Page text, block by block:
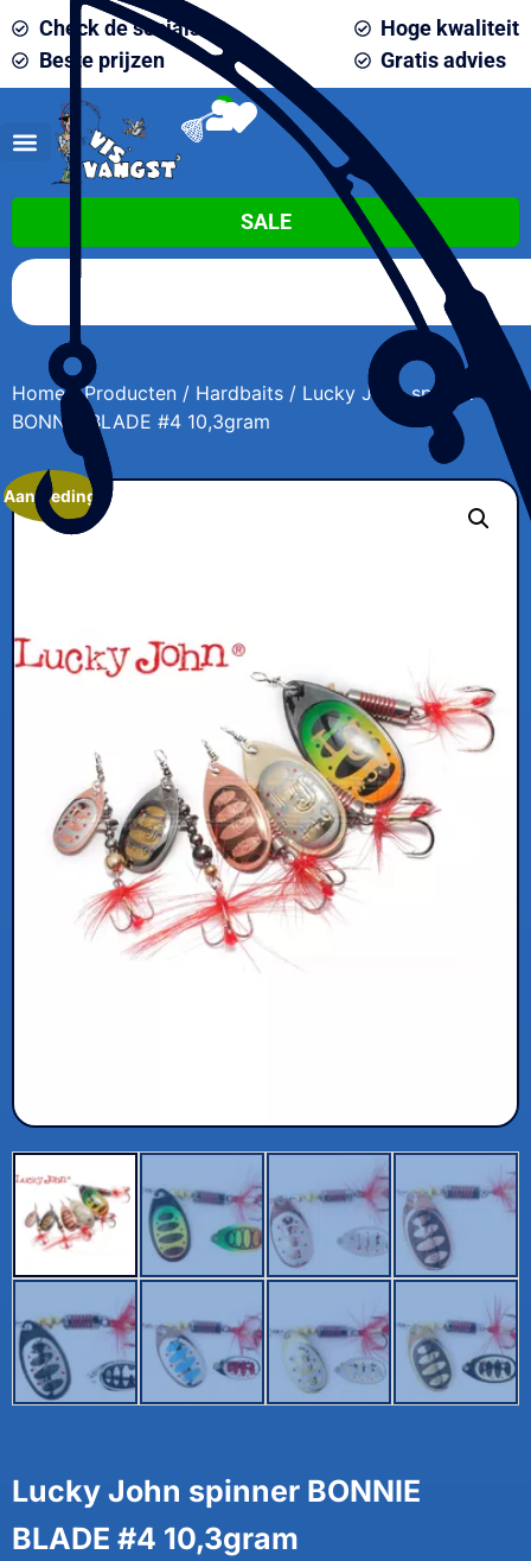
Check de socials
Beste prijzen
Hoge kwaliteit
Gratis advies
0
SALE
Home/Producten / Hardbaits / Lucky John spinner
BONNIE BLADE #4 10,3gram
Aanbieding!
Lucky John spinner BONNIE
BLADE #4 10,3gram